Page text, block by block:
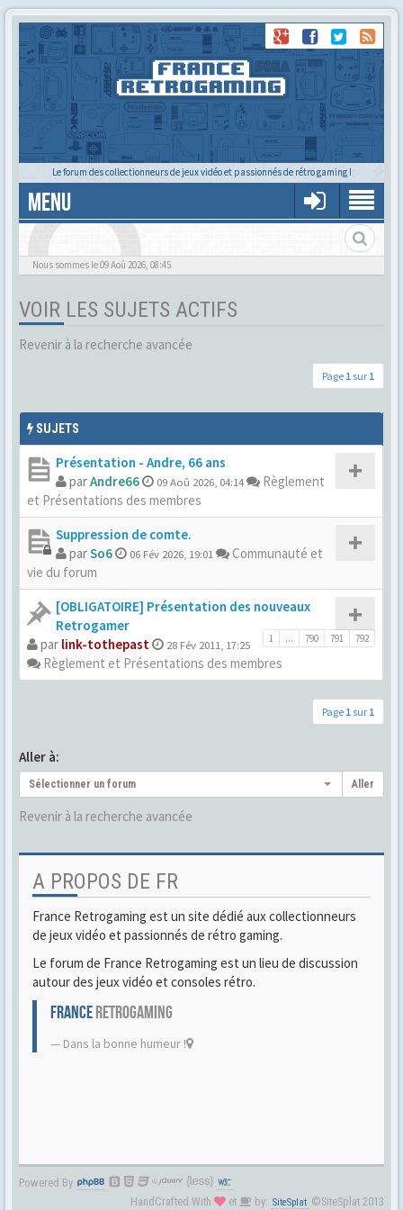
Le forum des collectionneurs de jeux vidéo et passionnés de rétro gaming !
MENU
Alors tu trouves ?
Nous sommes le 09 Aoû 2026, 08:45
VOIR LES SUJETS ACTIFS
Revenir à la recherche avancée
Page 1 sur 1
SUJETS
Présentation - Andre, 66 ans
parAndre66 09 Aoû 2026, 04:14
Règlement
et Présentations des membres
Suppression de comte.
parSo6 06 Fév 2026, 19:01
Communauté et
vie du forum
[OBLIGATOIRE] Présentation des nouveaux
Retrogamer
1 ... 790 791 792
par link-tothepast 28 Fév 2011, 17:25
Règlement et Présentations des membres
Page 1 sur 1
Aller à:
Sélectionner un forum Aller
Revenir à la recherche avancée
A PROPOS DE FR
France Retrogaming est un site dédié aux collectionneurs
de jeux vidéo et passionnés de rétro gaming.
Le forum de France Retrogaming est un lieu de discussion
autour des jeux vidéo et consoles rétro.
FRANCERETROGAMING
Dans la bonne humeur !
Powered By
HandCrafted With
et by: SiteSplat ©SiteSplat 2013